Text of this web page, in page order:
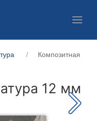
Композитная
12 мм